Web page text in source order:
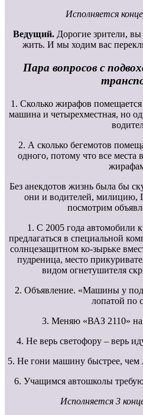
Исполняется
Ведущий. Дорогие зрители,
жить. И мы ходим вас
Пара вопросов с
1. Сколько жирафов
машина и четырехместная, но
2. А сколько бегемотов
одного, потому что все места
Без анекдотов жизнь была бы
они и водителей, милицию,
посмотрим
1. С 2005 года автомобили
предлагаться в специальной
солнцезащитном ко-зырьке
пудреница, место
видом огнетушителя
2. Объявление. «Машины у
лопатой по
3. Меняю «ВАЗ 2110»
4. Не верь светофору – верь
5. Не гони машину быстрее, чем
6. Учащимся автошколы
Исполняется 3